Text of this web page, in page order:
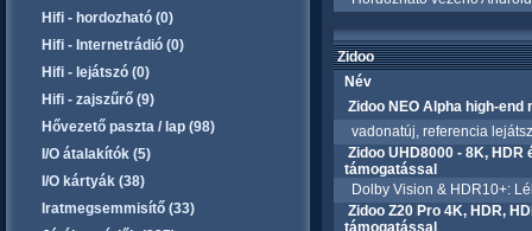
Hifi - hordozható (0)
Hifi - Internetrádió (0)
Hifi - lejátszó (0)
Hifi - zajszűrő (9)
Hővezető paszta / lap (98)
I/O átalakítók (5)
I/O kártyák (38)
Iratmegsemmisítő (33)
Zidoo
Név
Zidoo NEO Alpha high-
vadonatúj, referencia
Zidoo UHD8000 - 8K,
támogatással
Dolby Vision & HDR10+:
Zidoo Z20 Pro 4K, HDR,
támogatással